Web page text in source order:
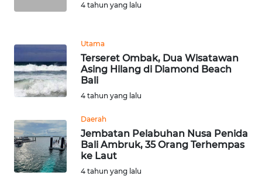
4 tahun yang lalu
Utama
Terseret Ombak, Dua Wisatawan
Asing Hilang di Diamond Beach
Bali
4 tahun yang lalu
Daerah
Jembatan Pelabuhan Nusa Penida
Bali Ambruk, 35 Orang Terhempas
ke Laut
4 tahun yang lalu
WN
KEPRI
WN
PAPUA
WN